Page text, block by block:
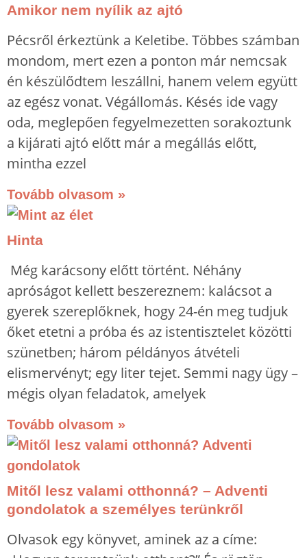
Amikor nem nyílik az ajtó
Pécsről érkeztünk a Keletibe. Többes számban
mondom, mert ezen a ponton már nemcsak
én készülődtem leszállni, hanem velem együtt
az egész vonat. Végállomás. Késés ide vagy
oda, meglepően fegyelmezetten sorakoztunk
a kijárati ajtó előtt már a megállás előtt,
mintha ezzel
Tovább olvasom »
Hinta
Még karácsony előtt történt. Néhány
apróságot kellett beszereznem: kalácsot a
gyerek szereplőknek, hogy 24-én meg tudjuk
őket etetni a próba és az istentisztelet közötti
szünetben; három példányos átvételi
elismervényt; egy liter tejet. Semmi nagy ügy –
mégis olyan feladatok, amelyek
Tovább olvasom »
Mitől lesz valami otthonná? – Adventi
gondolatok a személyes terünkről
Olvasok egy könyvet, aminek az a címe: